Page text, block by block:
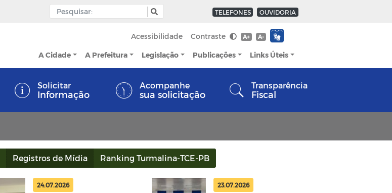
TELEFONES OUVIDORIA
Acessibilidade Contraste A+ A-
A Cidade A Prefeitura Legislação Publicações Links Úteis
Solicitar
Informação
Acompanhe
sua solicitação
Transparência
Fiscal
Registros de Mídia Ranking Turmalina-TCE-PB
24.07.2026 23.07.2026